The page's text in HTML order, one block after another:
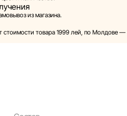
право в одностороннем
вносить изменения в
товаров. Изображения,
из магазина.
стоимости товара 1999 лей, по Молдове —